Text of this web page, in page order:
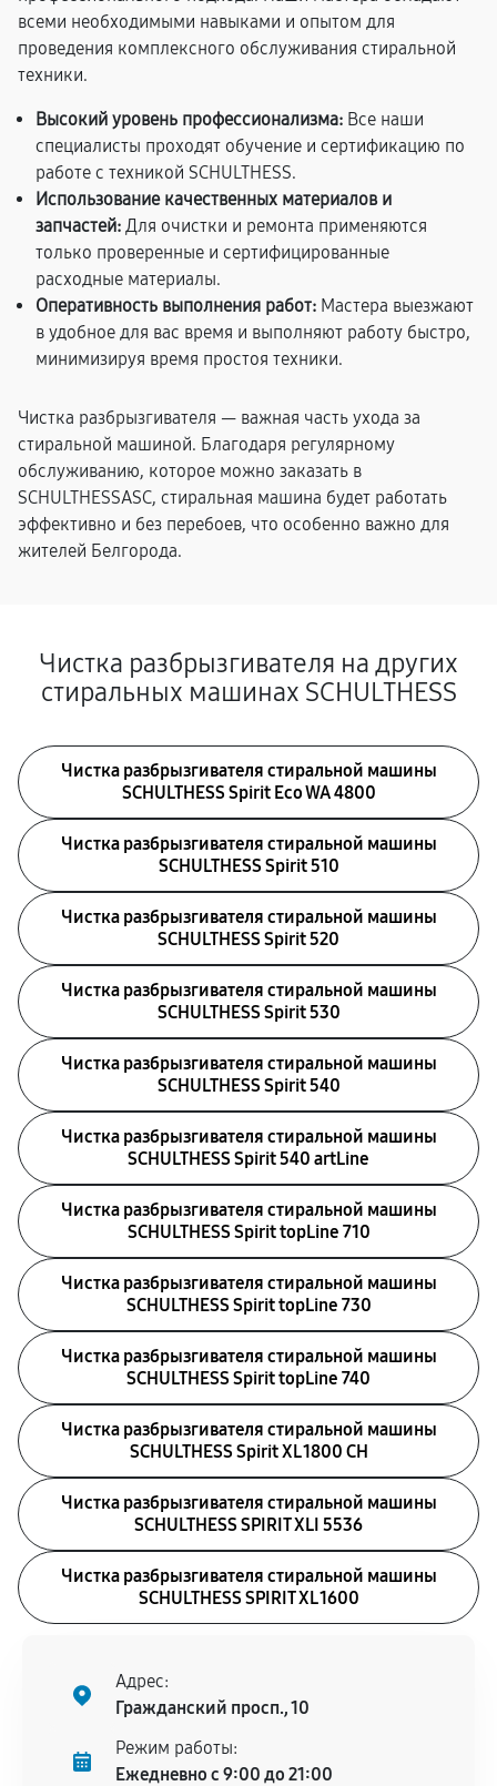
всеми необходимыми навыками и опытом для
проведения комплексного обслуживания стиральной
техники.
Высокий уровень профессионализма: Все наши
специалисты проходят обучение и сертификацию по
работе с техникой SCHULTHESS.
Использование качественных материалов и
запчастей: Для очистки и ремонта применяются
только проверенные и сертифицированные
расходные материалы.
Оперативность выполнения работ: Мастера выезжают
в удобное для вас время и выполняют работу быстро,
минимизируя время простоя техники.
Чистка разбрызгивателя — важная часть ухода за
стиральной машиной. Благодаря регулярному
обслуживанию, которое можно заказать в
SCHULTHESSASC, стиральная машина будет работать
эффективно и без перебоев, что особенно важно для
жителей Белгорода.
Чистка разбрызгивателя на других
стиральных машинах SCHULTHESS
Чистка разбрызгивателя стиральной машины
SCHULTHESS Spirit Eco WA 4800
Чистка разбрызгивателя стиральной машины
SCHULTHESS Spirit 510
Чистка разбрызгивателя стиральной машины
SCHULTHESS Spirit 520
Чистка разбрызгивателя стиральной машины
SCHULTHESS Spirit 530
Чистка разбрызгивателя стиральной машины
SCHULTHESS Spirit 540
Чистка разбрызгивателя стиральной машины
SCHULTHESS Spirit 540 artLine
Чистка разбрызгивателя стиральной машины
SCHULTHESS Spirit topLine 710
Чистка разбрызгивателя стиральной машины
SCHULTHESS Spirit topLine 730
Чистка разбрызгивателя стиральной машины
SCHULTHESS Spirit topLine 740
Чистка разбрызгивателя стиральной машины
SCHULTHESS Spirit XL 1800 CH
Чистка разбрызгивателя стиральной машины
SCHULTHESS SPIRIT XLI 5536
Чистка разбрызгивателя стиральной машины
SCHULTHESS SPIRIT XL 1600
Адрес:
Гражданский просп., 10
Режим работы:
Ежедневно с 9:00 до 21:00